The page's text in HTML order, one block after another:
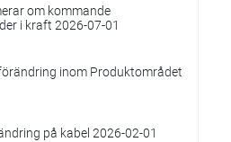
om kommande
i kraft 2026-07-01
inom Produktområdet
på kabel 2026-02-01